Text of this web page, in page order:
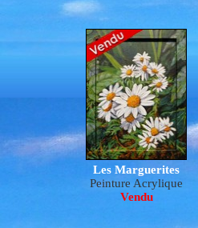
Les Marguerites
Peinture Acrylique
Vendu